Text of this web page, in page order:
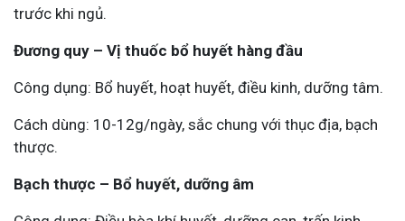
trước khi ngủ.
Đương quy – Vị thuốc bổ huyết hàng đầu
Công dụng: Bổ huyết, hoạt huyết, điều kinh, dưỡng tâm.
Cách dùng: 10-12g/ngày, sắc chung với thục địa, bạch
thược.
Bạch thược – Bổ huyết, dưỡng âm